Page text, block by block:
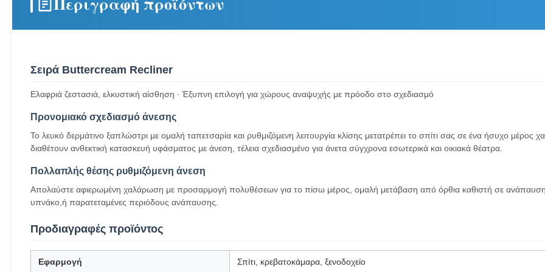
Σειρά Buttercream Recliner
Ελαφριά ζεστασιά, ελκυστική αίσθηση ∙ Έξυπνη επιλογή για χώρους αναψυχής με πρόοδο στο σχεδιασμό
Προνομιακό σχεδιασμό άνεσης
Το λευκό δερμάτινο ξαπλώστρι με ομαλή ταπετσαρία και ρυθμιζόμενη λειτουργία κλίσης μετατρέπει το σπίτι σας σε ένα ήσυχο
διαθέτουν ανθεκτική κατασκευή υφάσματος με άνεση, τέλεια σχεδιασμένο για άνετα σύγχρονα εσωτερικά και οικιακά θέατρα.
Πολλαπλής θέσης ρυθμιζόμενη άνεση
Απολαύστε αφιερωμένη χαλάρωση με προσαρμογή πολυθέσεων για το πίσω μέρος, ομαλή μετάβαση από όρθια καθιστή σε ανάπαυση
υπνάκο,ή παρατεταμένες περιόδους ανάπαυσης.
Προδιαγραφές προϊόντος
Εφαρμογή Σπίτι, κρεβατοκάμαρα, ξενοδοχείο